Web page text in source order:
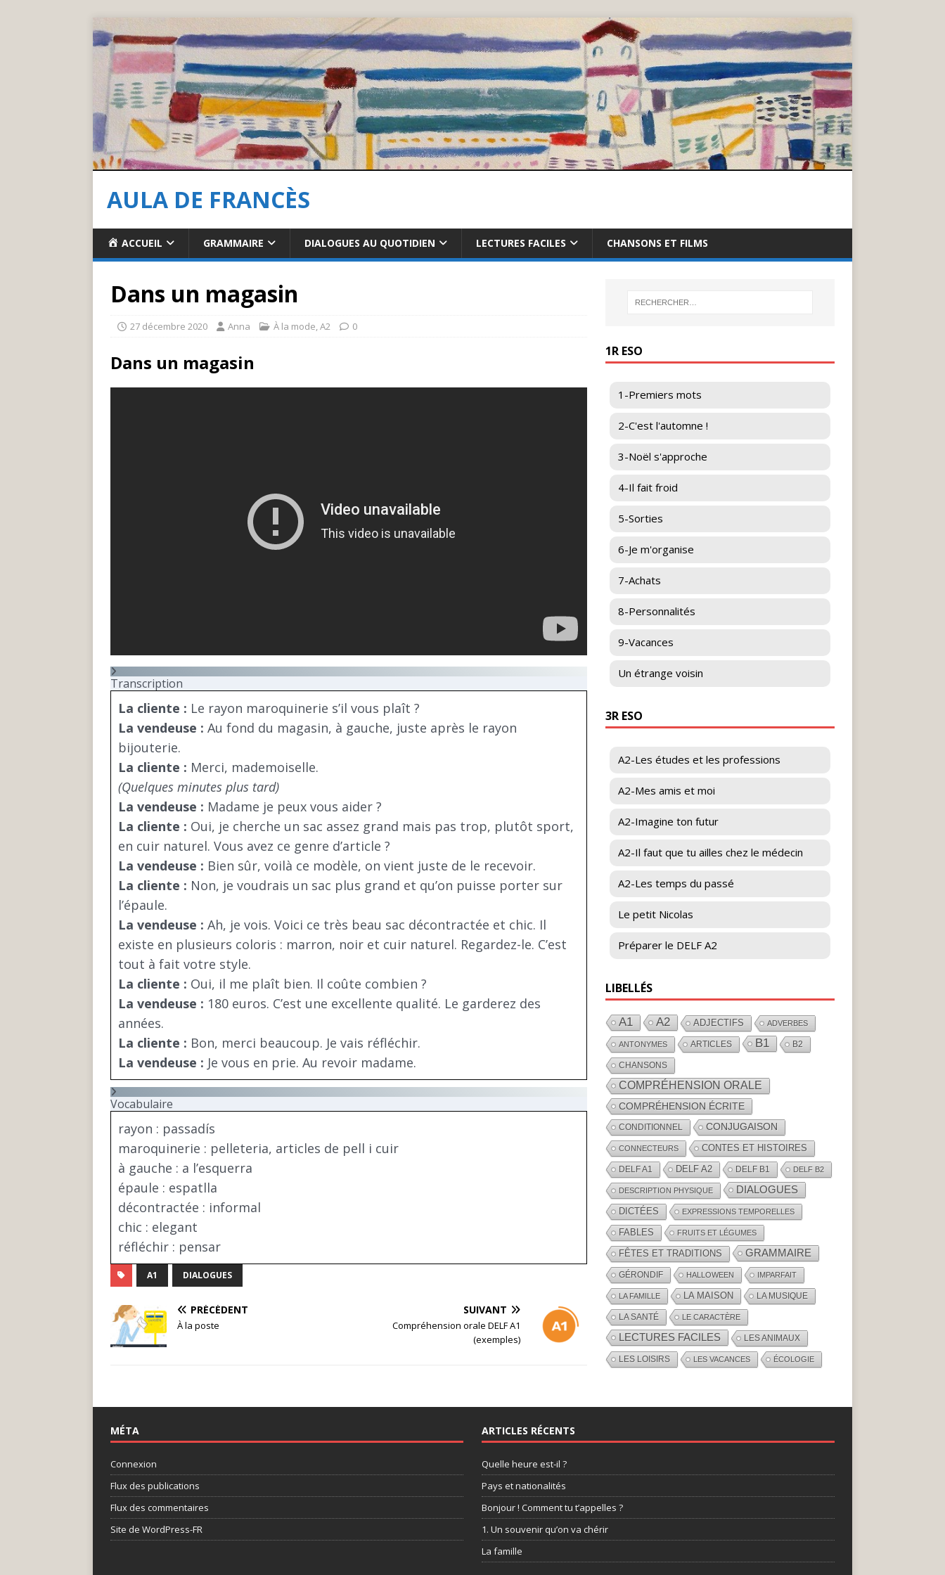
AULA DE FRANCÈS
ACCUEIL GRAMMAIRE DIALOGUES AU QUOTIDIEN LECTURES FACILES CHANSONS ET FILMS
Dans un magasin
27 décembre 2020 Anna À la mode,A2 0
Dans un magasin
Transcription
La cliente : Le rayon maroquinerie s’il vous plaît ?
La vendeuse : Au fond du magasin, à gauche, juste après le rayon
bijouterie.
La cliente : Merci, mademoiselle.
(Quelques minutes plus tard)
La vendeuse : Madame je peux vous aider ?
La cliente : Oui, je cherche un sac assez grand mais pas trop, plutôt sport,
en cuir naturel. Vous avez ce genre d’article ?
La vendeuse : Bien sûr, voilà ce modèle, on vient juste de le recevoir.
La cliente : Non, je voudrais un sac plus grand et qu’on puisse porter sur
l’épaule.
La vendeuse : Ah, je vois. Voici ce très beau sac décontractée et chic. Il
existe en plusieurs coloris : marron, noir et cuir naturel. Regardez-le. C’est
tout à fait votre style.
La cliente : Oui, il me plaît bien. Il coûte combien ?
La vendeuse : 180 euros. C’est une excellente qualité. Le garderez des
années.
La cliente : Bon, merci beaucoup. Je vais réfléchir.
La vendeuse : Je vous en prie. Au revoir madame.
Vocabulaire
rayon : passadís
maroquinerie : pelleteria, articles de pell i cuir
à gauche : a l’esquerra
épaule : espatlla
décontractée : informal
chic : elegant
réfléchir : pensar
A1 DIALOGUES
PRÉCÉDENT
À la poste
SUIVANT
Compréhension orale DELF A1
(exemples)
1R ESO
1-Premiers mots
2-C'est l'automne !
3-Noël s'approche
4-Il fait froid
5-Sorties
6-Je m'organise
7-Achats
8-Personnalités
9-Vacances
Un étrange voisin
3R ESO
A2-Les études et les professions
A2-Mes amis et moi
A2-Imagine ton futur
A2-Il faut que tu ailles chez le médecin
A2-Les temps du passé
Le petit Nicolas
Préparer le DELF A2
LIBELLÉS
A1 A2 ADJECTIFS ADVERBES
ANTONYMES ARTICLES B1 B2
CHANSONS
COMPRÉHENSION ORALE
COMPRÉHENSION ÉCRITE
CONDITIONNEL CONJUGAISON
CONNECTEURS CONTES ET HISTOIRES
DELF A1 DELF A2 DELF B1 DELF B2
DESCRIPTION PHYSIQUE DIALOGUES
DICTÉES EXPRESSIONS TEMPORELLES
FABLES FRUITS ET LÉGUMES
FÊTES ET TRADITIONS GRAMMAIRE
GÉRONDIF HALLOWEEN IMPARFAIT
LA FAMILLE LA MAISON LA MUSIQUE
LA SANTÉ LE CARACTÈRE
LECTURES FACILES LES ANIMAUX
LES LOISIRS LES VACANCES ÉCOLOGIE
MÉTA
Connexion
Flux des publications
Flux des commentaires
Site de WordPress-FR
ARTICLES RÉCENTS
Quelle heure est-il ?
Pays et nationalités
Bonjour ! Comment tu t’appelles ?
1. Un souvenir qu’on va chérir
La famille